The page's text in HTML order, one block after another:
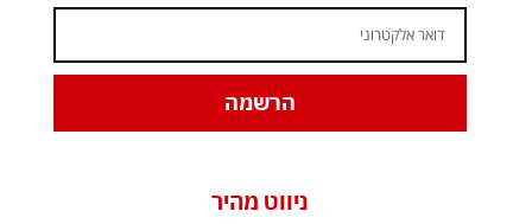
הרשמה
ניווט מהיר